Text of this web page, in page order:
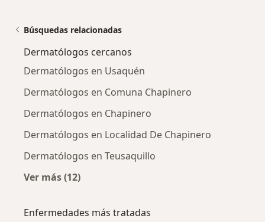
Búsquedas relacionadas
Dermatólogos cercanos
Dermatólogos en Usaquén
Dermatólogos en Comuna Chapinero
Dermatólogos en Chapinero
Dermatólogos en Localidad De Chapinero
Dermatólogos en Teusaquillo
Ver más (12)
Enfermedades más tratadas